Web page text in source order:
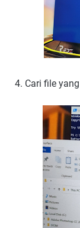
Cari file